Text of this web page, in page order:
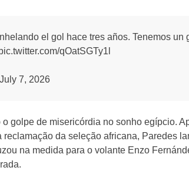
el gol hace tres años. Tenemos un
qOatSGTy1l
7, 2026
golpe de misericórdia no sonho egípcio.
da seleção africana, Paredes
na medida para o volante Enzo